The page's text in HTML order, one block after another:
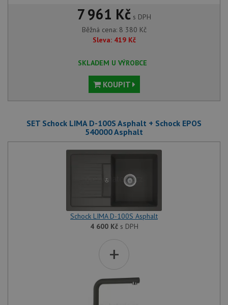
7 961 Kč s DPH
Běžná cena: 8 380 Kč
Sleva: 419 Kč
SKLADEM U VÝROBCE
KOUPIT
SET Schock LIMA D-100S Asphalt + Schock EPOS
540000 Asphalt
Schock LIMA D-100S Asphalt
4 600 Kčs DPH
+